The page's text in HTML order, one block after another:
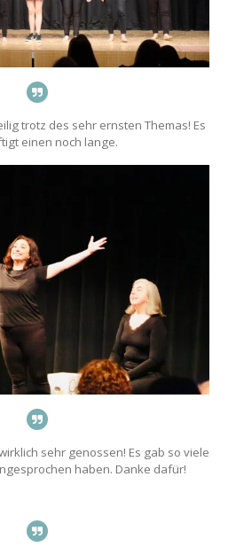
trotz des sehr ernsten Themas! Es
einen noch lange.
sehr genossen! Es gab so viele
haben. Danke dafür!